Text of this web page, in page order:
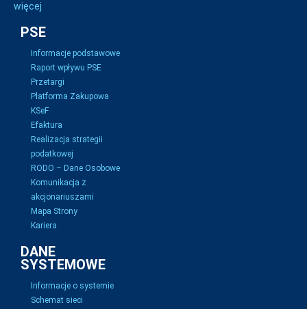
więcej
PSE
Informacje podstawowe
Raport wpływu PSE
Przetargi
Platforma Zakupowa
KSeF
Efaktura
Realizacja strategii
podatkowej
RODO – Dane Osobowe
Komunikacja z
akcjonariuszami
Mapa Strony
Kariera
DANE
SYSTEMOWE
Informacje o systemie
Schemat sieci